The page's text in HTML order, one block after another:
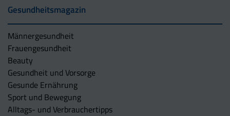
Gesundheitsmagazin
Männergesundheit
Frauengesundheit
Beauty
Gesundheit und Vorsorge
Gesunde Ernährung
Sport und Bewegung
Alltags- und Verbrauchertipps